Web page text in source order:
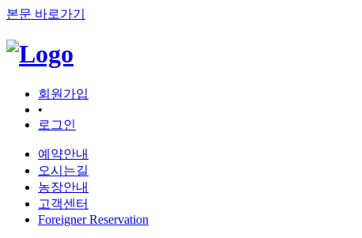
본문 바로가기
회원가입
•
로그인
예약안내
오시는길
농장안내
고객센터
Foreigner Reservation